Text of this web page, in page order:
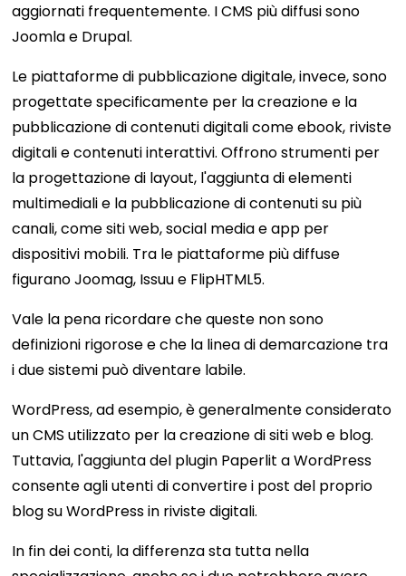
aggiornati frequentemente. I CMS più diffusi sono
Joomla e Drupal.
Le piattaforme di pubblicazione digitale, invece, sono
progettate specificamente per la creazione e la
pubblicazione di contenuti digitali come ebook, riviste
digitali e contenuti interattivi. Offrono strumenti per
la progettazione di layout, l'aggiunta di elementi
multimediali e la pubblicazione di contenuti su più
canali, come siti web, social media e app per
dispositivi mobili. Tra le piattaforme più diffuse
figurano Joomag, Issuu e FlipHTML5.
Vale la pena ricordare che queste non sono
definizioni rigorose e che la linea di demarcazione tra
i due sistemi può diventare labile.
WordPress, ad esempio, è generalmente considerato
un CMS utilizzato per la creazione di siti web e blog.
Tuttavia, l'aggiunta del plugin Paperlit a WordPress
consente agli utenti di convertire i post del proprio
blog su WordPress in riviste digitali.
In fin dei conti, la differenza sta tutta nella